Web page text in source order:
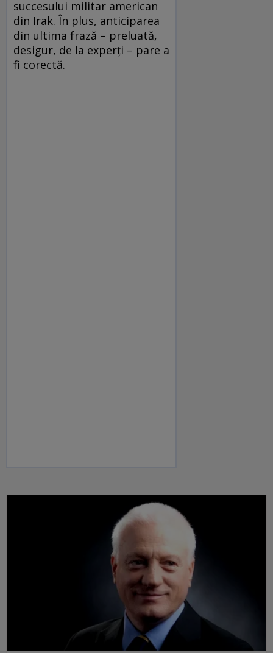
succesului militar american
din Irak. În plus, anticiparea
din ultima frază – preluată,
desigur, de la experţi – pare a
fi corectă.